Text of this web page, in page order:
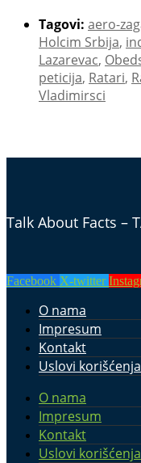
Tagovi: aero-
Holcim Srbija,
Lazarevac,
peticija, Ratari,
Vladimirsci
Talk About Facts –
Facebook X-twitter
O nama
Impresum
Kontakt
Uslovi korišćenja
O nama
Impresum
Kontakt
Uslovi korišćenja